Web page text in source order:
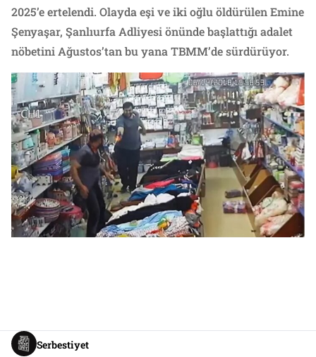
2025’e ertelendi. Olayda eşi ve iki oğlu öldürülen Emine
Şenyaşar, Şanlıurfa Adliyesi önünde başlattığı adalet
nöbetini Ağustos’tan bu yana TBMM’de sürdürüyor.
Serbestiyet